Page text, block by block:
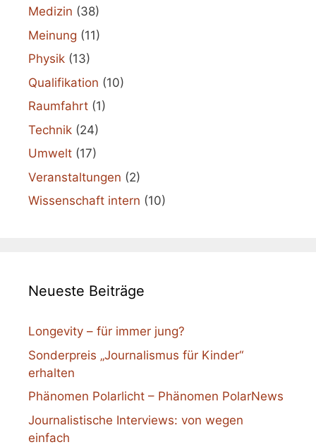
Medizin (38)
Meinung (11)
Physik (13)
Qualifikation (10)
Raumfahrt (1)
Technik (24)
Umwelt (17)
Veranstaltungen (2)
Wissenschaft intern (10)
Neueste Beiträge
Longevity – für immer jung?
Sonderpreis „Journalismus für Kinder“
erhalten
Phänomen Polarlicht – Phänomen PolarNews
Journalistische Interviews: von wegen
einfach